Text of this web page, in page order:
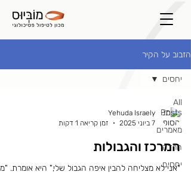
הזבוב על הקיר
All
Posts
מאמרים
חרדה
יחסים
יחסים
Yehuda Israely
7 ביוני 2025
זמן קריאה 1 דקות
המרכז והגבולות
"אני לא מצליחה להבין איפה הגבול שלי," היא אומרת.